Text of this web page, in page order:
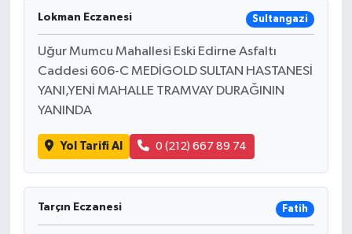
Lokman Eczanesi Sultangazi
Uğur Mumcu Mahallesi Eski Edirne Asfaltı
Caddesi 606-C MEDİGOLD SULTAN HASTANESİ
YANI,YENİ MAHALLE TRAMVAY DURAĞININ
YANINDA
Yol Tarifi Al 0 (212) 667 89 74
Tarçın Eczanesi Fatih